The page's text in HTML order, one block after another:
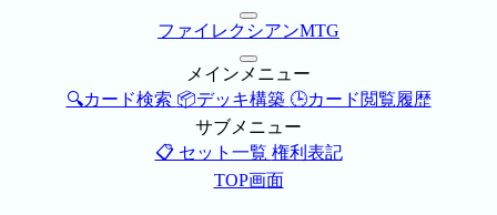
ファイレクシアンMTG
メインメニュー
🔍カード検索 📦デッキ構築 🕒カード閲覧履歴
サブメニュー
📋 セット一覧 権利表記
TOP画面